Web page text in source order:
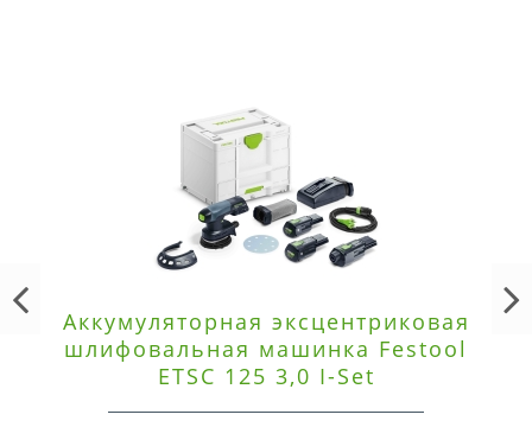
Аккумуляторная эксцентриковая
шлифовальная машинка Festool
ETSC 125 3,0 I-Set